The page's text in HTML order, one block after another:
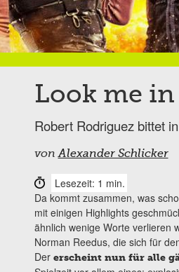
Look me in
Robert Rodriguez bittet
vonAlexander Schlicker
Lesezeit: 1 min.
Da kommt zusammen, was
mit einigen Highlights
ähnlich wenige Worte verlieren
Norman Reedus, die sich für
Der erscheint nun für alle